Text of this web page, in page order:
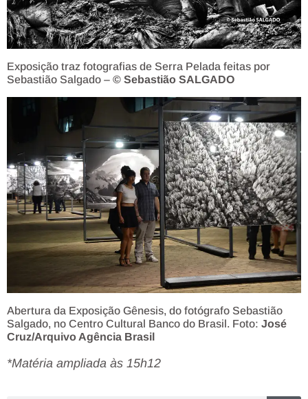
Exposição traz fotografias de Serra Pelada feitas por
Sebastião Salgado – © Sebastião SALGADO
Abertura da Exposição Gênesis, do fotógrafo Sebastião
Salgado, no Centro Cultural Banco do Brasil. Foto: José
Cruz/Arquivo Agência Brasil
*Matéria ampliada às 15h12